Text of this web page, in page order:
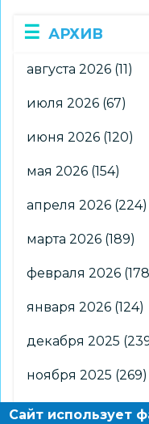
АРХИВ
августа 2026 (11)
июля 2026 (67)
июня 2026 (120)
мая 2026 (154)
апреля 2026 (224)
марта 2026 (189)
февраля 2026
января 2026 (124)
декабря 2025
ноября 2025 (269)
октября 2025
Сайт использует